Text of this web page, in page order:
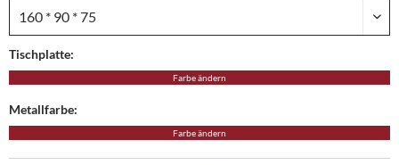
Tischplatte:
Farbe ändern
Metallfarbe:
Farbe ändern